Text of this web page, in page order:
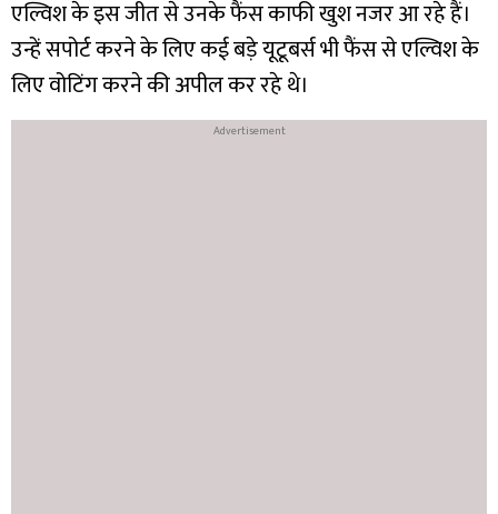
एल्विश के इस जीत से उनके फैंस काफी खुश नजर आ रहे हैं।
उन्हें सपोर्ट करने के लिए कई बड़े यूटूबर्स भी फैंस से एल्विश के
लिए वोटिंग करने की अपील कर रहे थे।